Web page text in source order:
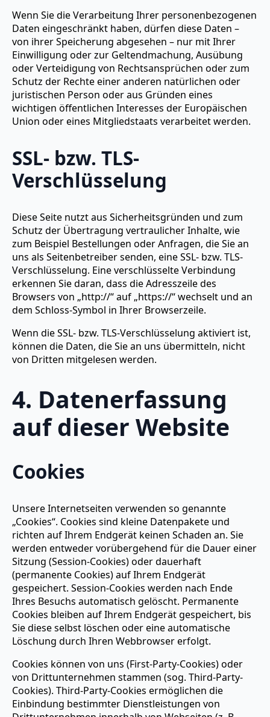
Wenn Sie die Verarbeitung Ihrer personenbezogenen
Daten eingeschränkt haben, dürfen diese Daten –
von ihrer Speicherung abgesehen – nur mit Ihrer
Einwilligung oder zur Geltendmachung, Ausübung
oder Verteidigung von Rechtsansprüchen oder zum
Schutz der Rechte einer anderen natürlichen oder
juristischen Person oder aus Gründen eines
wichtigen öffentlichen Interesses der Europäischen
Union oder eines Mitgliedstaats verarbeitet werden.
SSL- bzw. TLS-
Verschlüsselung
Diese Seite nutzt aus Sicherheitsgründen und zum
Schutz der Übertragung vertraulicher Inhalte, wie
zum Beispiel Bestellungen oder Anfragen, die Sie an
uns als Seitenbetreiber senden, eine SSL- bzw. TLS-
Verschlüsselung. Eine verschlüsselte Verbindung
erkennen Sie daran, dass die Adresszeile des
Browsers von „http://“ auf „https://“ wechselt und an
dem Schloss-Symbol in Ihrer Browserzeile.
Wenn die SSL- bzw. TLS-Verschlüsselung aktiviert ist,
können die Daten, die Sie an uns übermitteln, nicht
von Dritten mitgelesen werden.
4. Datenerfassung
auf dieser Website
Cookies
Unsere Internetseiten verwenden so genannte
„Cookies“. Cookies sind kleine Datenpakete und
richten auf Ihrem Endgerät keinen Schaden an. Sie
werden entweder vorübergehend für die Dauer einer
Sitzung (Session-Cookies) oder dauerhaft
(permanente Cookies) auf Ihrem Endgerät
gespeichert. Session-Cookies werden nach Ende
Ihres Besuchs automatisch gelöscht. Permanente
Cookies bleiben auf Ihrem Endgerät gespeichert, bis
Sie diese selbst löschen oder eine automatische
Löschung durch Ihren Webbrowser erfolgt.
Cookies können von uns (First-Party-Cookies) oder
von Drittunternehmen stammen (sog. Third-Party-
Cookies). Third-Party-Cookies ermöglichen die
Einbindung bestimmter Dienstleistungen von